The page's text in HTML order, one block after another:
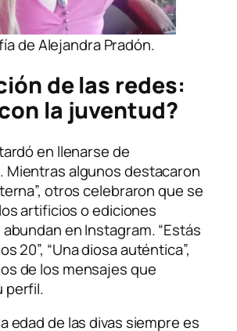
de Alejandra Pradón.
de las redes:
la juventud?
en llenarse de
Mientras algunos destacaron
otros celebraron que se
artificios o ediciones
en Instagram. “Estás
20”, “Una diosa auténtica”,
de los mensajes que
perfil.
edad de las divas siempre es